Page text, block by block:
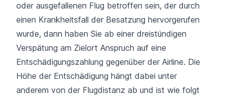
oder ausgefallenen Flug betroffen sein, der durch
einen Krankheitsfall der Besatzung hervorgerufen
wurde, dann haben Sie ab einer dreistündigen
Verspätung am Zielort Anspruch auf eine
Entschädigungszahlung gegenüber der Airline. Die
Höhe der Entschädigung hängt dabei unter
anderem von der Flugdistanz ab und ist wie folgt